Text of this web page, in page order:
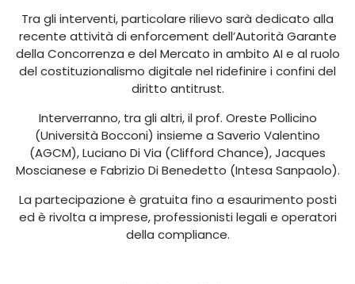
Tra gli interventi, particolare rilievo sarà dedicato alla
recente attività di enforcement dell’Autorità Garante
della Concorrenza e del Mercato in ambito AI e al ruolo
del costituzionalismo digitale nel ridefinire i confini del
diritto antitrust.
Interverranno, tra gli altri, il prof. Oreste Pollicino
(Università Bocconi) insieme a Saverio Valentino
(AGCM), Luciano Di Via (Clifford Chance), Jacques
Moscianese e Fabrizio Di Benedetto (Intesa Sanpaolo).
La partecipazione è gratuita fino a esaurimento posti
ed è rivolta a imprese, professionisti legali e operatori
della compliance.